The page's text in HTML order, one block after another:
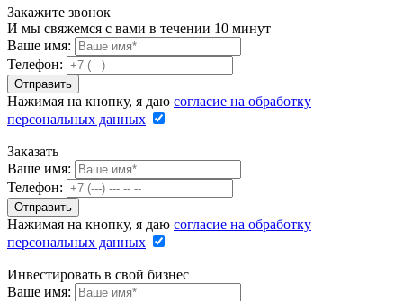
Закажите звонок
И мы свяжемся с вами в течении 10 минут
Ваше имя:
Телефон:
Нажимая на кнопку, я даю согласие на обработку
персональных данных
Заказать
Ваше имя:
Телефон:
Нажимая на кнопку, я даю согласие на обработку
персональных данных
Инвестировать в свой бизнес
Ваше имя: